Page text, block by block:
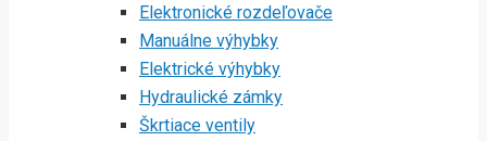
Elektronické rozdeľovače
Manuálne výhybky
Elektrické výhybky
Hydraulické zámky
Škrtiace ventily